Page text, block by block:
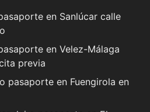
en Sanlúcar calle
en Velez-Málaga
previa
pasaporte en Fuengirola en